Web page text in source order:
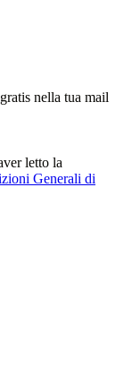
nella tua mail
letto la
Generali di